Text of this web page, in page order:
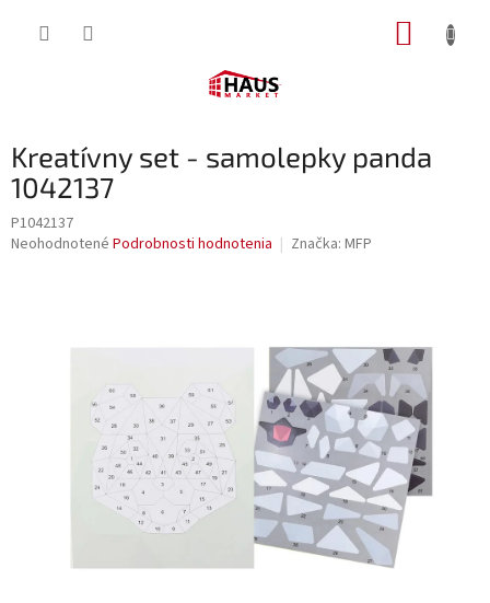
Kreatívny set - samolepky panda
1042137
P1042137
Priemerné
Neohodnotené Podrobnosti hodnotenia Značka: MFP